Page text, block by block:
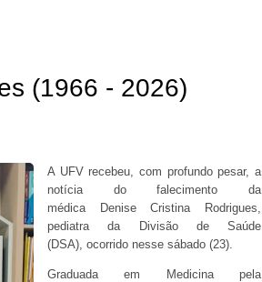
(1966 - 2026)
A UFV recebeu, com profundo pesar, a
notícia do falecimento da
médica Denise Cristina Rodrigues,
pediatra da Divisão de Saúde
(DSA), ocorrido nesse sábado (23).
Graduada em Medicina pela